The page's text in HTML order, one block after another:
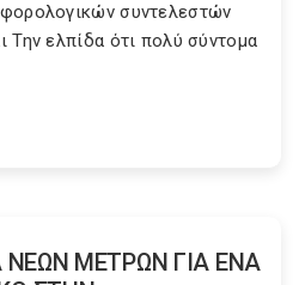
συντελεστών
Την ελπίδα ότι πολύ σύντομα
ΝΕΩΝ ΜΕΤΡΩΝ ΓΙΑ ΕΝΑ